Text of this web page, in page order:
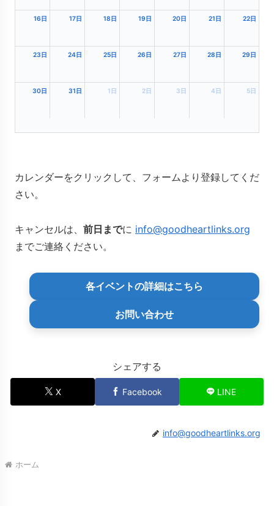
16日 17日 18日 19日 20日 21日 22日
23日 24日 25日 26日 27日 28日 29日
30日 31日 1日 2日 3日 4日 5日
カレンダーをクリックして、フォームより登録してくだ
さい。
キャンセルは、 前日までに info@goodheartlinks.org
までご連絡ください。
各イベントの詳細はこちら
お問い合わせ
シェアする
X Facebook LINE
info@goodheartlinks.org
ホーム